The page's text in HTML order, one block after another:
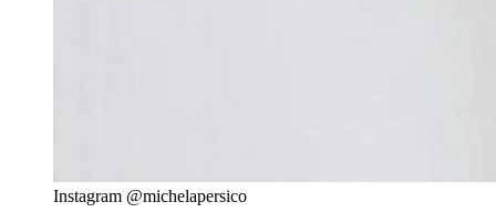
Instagram @michelapersico